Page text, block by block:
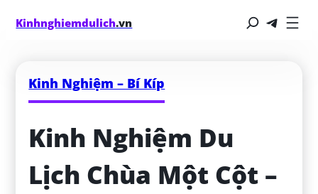
Kinhnghiemdulich.vn
Kinh Nghiệm – Bí Kíp
Kinh Nghiệm Du
Lịch Chùa Một Cột –